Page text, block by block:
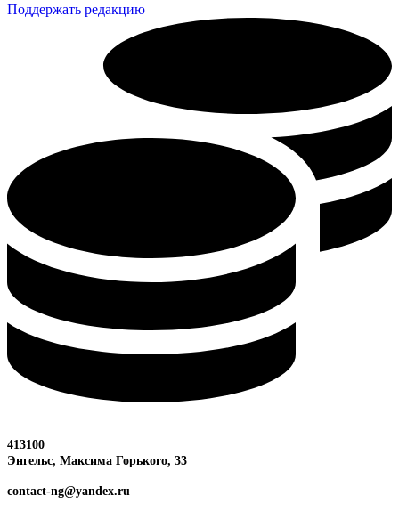
Поддержать редакцию
413100
Энгельс, Максима Горького, 33
contact-ng@yandex.ru